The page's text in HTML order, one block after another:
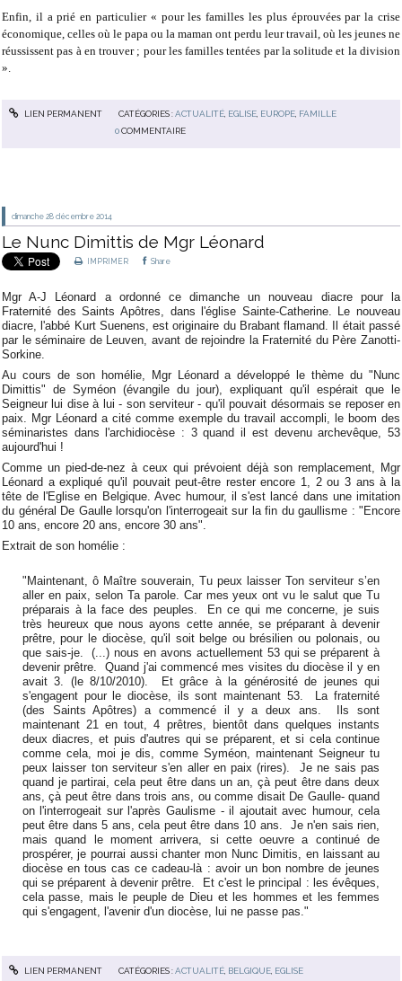
Enfin, il a prié en particulier « pour les familles les plus éprouvées par la crise
économique, celles où le papa ou la maman ont perdu leur travail, où les jeunes ne
réussissent pas à en trouver ; pour les familles tentées par la solitude et la division
».
LIEN PERMANENT CATÉGORIES :ACTUALITÉ, EGLISE, EUROPE, FAMILLE
0 COMMENTAIRE
dimanche 28 décembre 2014
Le Nunc Dimittis de Mgr Léonard
IMPRIMER Share
Mgr A-J Léonard a ordonné ce dimanche un nouveau diacre pour la
Fraternité des Saints Apôtres, dans l'église Sainte-Catherine. Le nouveau
diacre, l'abbé Kurt Suenens, est originaire du Brabant flamand. Il était passé
par le séminaire de Leuven, avant de rejoindre la Fraternité du Père Zanotti-
Sorkine.
Au cours de son homélie, Mgr Léonard a développé le thème du "Nunc
Dimittis" de Syméon (évangile du jour), expliquant qu'il espérait que le
Seigneur lui dise à lui - son serviteur - qu'il pouvait désormais se reposer en
paix. Mgr Léonard a cité comme exemple du travail accompli, le boom des
séminaristes dans l'archidiocèse : 3 quand il est devenu archevêque, 53
aujourd'hui !
Comme un pied-de-nez à ceux qui prévoient déjà son remplacement, Mgr
Léonard a expliqué qu'il pouvait peut-être rester encore 1, 2 ou 3 ans à la
tête de l'Eglise en Belgique. Avec humour, il s'est lancé dans une imitation
du général De Gaulle lorsqu'on l'interrogeait sur la fin du gaullisme : "Encore
10 ans, encore 20 ans, encore 30 ans".
Extrait de son homélie :
"Maintenant, ô Maître souverain, Tu peux laisser Ton serviteur s’en
aller en paix, selon Ta parole. Car mes yeux ont vu le salut que Tu
préparais à la face des peuples. En ce qui me concerne, je suis
très heureux que nous ayons cette année, se préparant à devenir
prêtre, pour le diocèse, qu'il soit belge ou brésilien ou polonais, ou
que sais-je. (...) nous en avons actuellement 53 qui se préparent à
devenir prêtre. Quand j'ai commencé mes visites du diocèse il y en
avait 3. (le 8/10/2010). Et grâce à la générosité de jeunes qui
s'engagent pour le diocèse, ils sont maintenant 53. La fraternité
(des Saints Apôtres) a commencé il y a deux ans. Ils sont
maintenant 21 en tout, 4 prêtres, bientôt dans quelques instants
deux diacres, et puis d'autres qui se préparent, et si cela continue
comme cela, moi je dis, comme Syméon, maintenant Seigneur tu
peux laisser ton serviteur s'en aller en paix (rires). Je ne sais pas
quand je partirai, cela peut être dans un an, çà peut être dans deux
ans, çà peut être dans trois ans, ou comme disait De Gaulle- quand
on l'interrogeait sur l'après Gaulisme - il ajoutait avec humour, cela
peut être dans 5 ans, cela peut être dans 10 ans. Je n'en sais rien,
mais quand le moment arrivera, si cette oeuvre a continué de
prospérer, je pourrai aussi chanter mon Nunc Dimitis, en laissant au
diocèse en tous cas ce cadeau-là : avoir un bon nombre de jeunes
qui se préparent à devenir prêtre. Et c'est le principal : les évêques,
cela passe, mais le peuple de Dieu et les hommes et les femmes
qui s'engagent, l'avenir d'un diocèse, lui ne passe pas."
LIEN PERMANENT CATÉGORIES :ACTUALITÉ, BELGIQUE, EGLISE